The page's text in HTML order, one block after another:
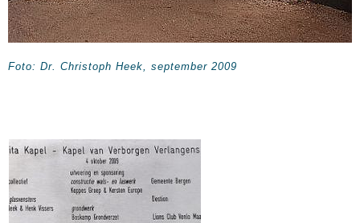
Foto: Dr. Christoph Heek, september 2009